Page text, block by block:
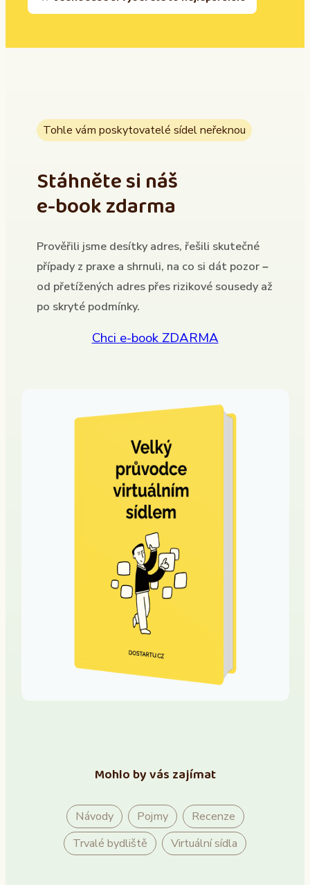
Tohle vám poskytovatelé sídel neřeknou
Stáhněte si náš
e-book zdarma
Prověřili jsme desítky adres, řešili skutečné
případy z praxe a shrnuli, na co si dát pozor –
od přetížených adres přes rizikové sousedy až
po skryté podmínky.
Chci e-book ZDARMA
Mohlo by vás zajímat
Návody Pojmy
Recenze
Trvalé bydliště
Virtuální sídla